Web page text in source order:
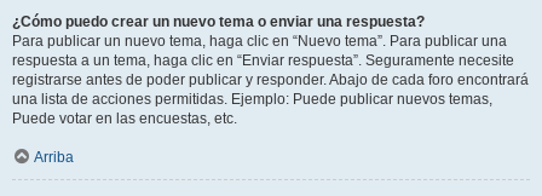
¿Cómo puedo crear un nuevo tema o enviar una respuesta?
Para publicar un nuevo tema, haga clic en “Nuevo tema”. Para publicar una
respuesta a un tema, haga clic en “Enviar respuesta”. Seguramente necesite
registrarse antes de poder publicar y responder. Abajo de cada foro encontrará
una lista de acciones permitidas. Ejemplo: Puede publicar nuevos temas,
Puede votar en las encuestas, etc.
Arriba